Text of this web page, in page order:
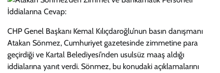
CHP Genel Başkanı Kemal Kılıçdaroğlu’nun basın danışmanı
Atakan Sönmez, Cumhuriyet gazetesinde zimmetine para
geçirdiği ve Kartal Belediyesi’nden usulsüz maaş aldığı
iddialarına yanıt verdi. Sönmez, bu konudaki açıklamalarını